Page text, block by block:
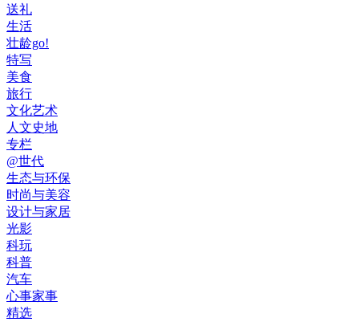
送礼
生活
壮龄go!
特写
美食
旅行
文化艺术
人文史地
专栏
@世代
生态与环保
时尚与美容
设计与家居
光影
科玩
科普
汽车
心事家事
精选